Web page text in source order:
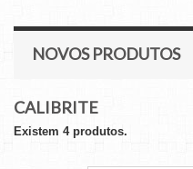
NOVOS PRODUTOS
CALIBRITE
Existem 4 produtos.